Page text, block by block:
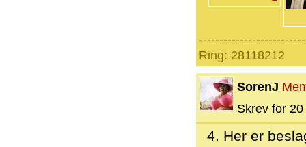
Ring: 28118212
SorenJ
Skrev for
4. Her er